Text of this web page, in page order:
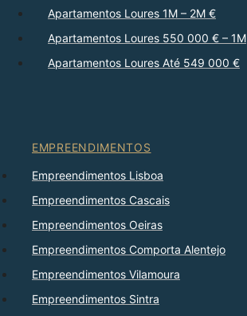
Apartamentos Loures 1M – 2M €
Apartamentos Loures 550 000 € – 1M
Apartamentos Loures Até 549 000 €
EMPREENDIMENTOS
Empreendimentos Lisboa
Empreendimentos Cascais
Empreendimentos Oeiras
Empreendimentos Comporta Alentejo
Empreendimentos Vilamoura
Empreendimentos Sintra